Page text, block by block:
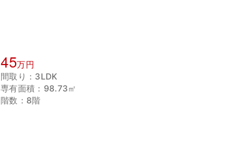
45万円
間取り：3LDK
専有面積：98.73㎡
階数：8階